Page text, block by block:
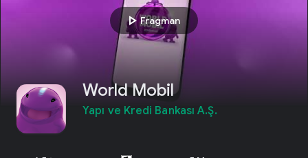
play_arrowFragman
World Mobil
Yapı ve Kredi Bankası A.Ş.